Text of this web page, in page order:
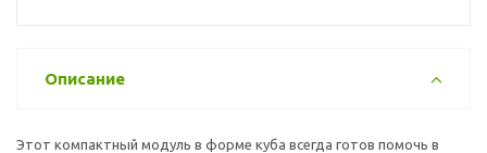
Описание
Этот компактный модуль в форме куба всегда готов помочь в